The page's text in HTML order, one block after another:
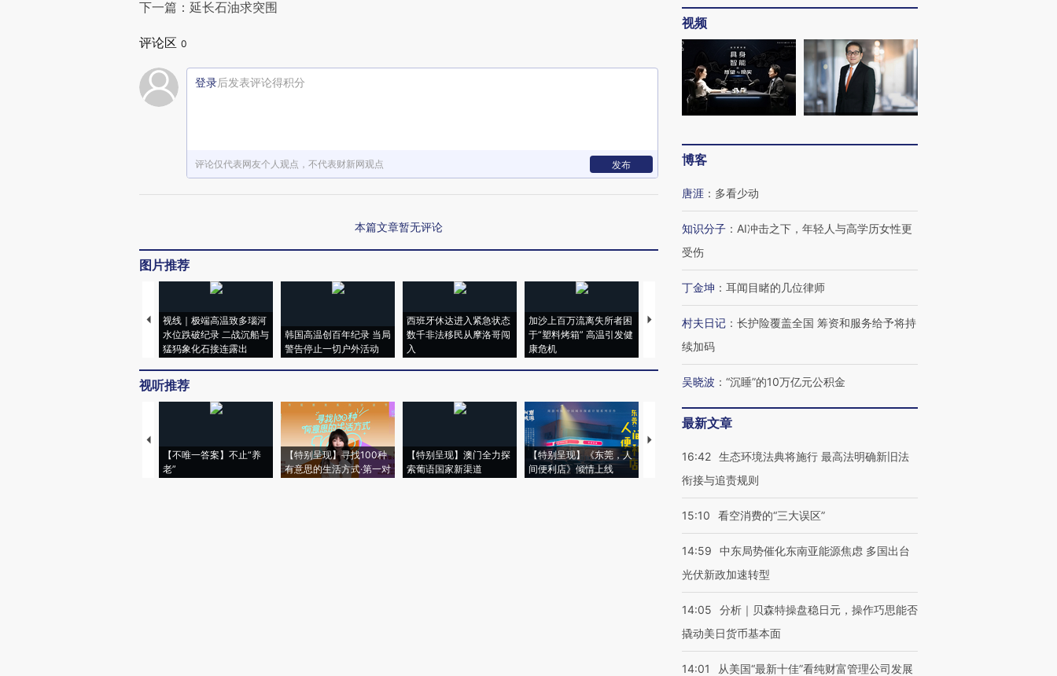
下一篇：延长石油求突围
评论区 0
登录后发表评论得积分
评论仅代表网友个人观点，不代表财新网观点 发布
本篇文章暂无评论
图片推荐
视线｜极端高温致多瑙河
水位跌破纪录 二战沉船与
猛犸象化石接连露出
韩国高温创百年纪录 当局
警告停止一切户外活动
西班牙休达进入紧急状态
数千非法移民从摩洛哥闯
入
加沙上百万流离失所者困
于“塑料烤箱” 高温引发健
康危机
马航飞行员跨国走私7万
视线｜HYROX的吸金
视听推荐
【不唯一答案】不止“养
老”
【特别呈现】寻找100种
有意思的生活方式·第一对
【特别呈现】澳门全力探
索葡语国家新渠道
【特别呈现】《东莞，人
间便利店》倾情上线
【推广】走进第四届链博
会，让数智科技“链”接产
【特别呈现】寻找100种
CFO：不靠规模取胜，华
视频
博客
唐涯 ： 多看少动
知识分子 ： AI冲击之下，年轻人与高学历女性更
受伤
丁金坤 ： 耳闻目睹的几位律师
村夫日记 ： 长护险覆盖全国 筹资和服务给予将持
续加码
吴晓波 ： “沉睡”的10万亿元公积金
最新文章
16:42 生态环境法典将施行 最高法明确新旧法
衔接与追责规则
15:10 看空消费的“三大误区”
14:59
中东局势催化东南亚能源焦虑 多国出台
光伏新政加速转型
14:05
分析｜贝森特操盘稳日元，操作巧思能否
撬动美日货币基本面
14:01
从美国“最新十佳”看纯财富管理公司发展